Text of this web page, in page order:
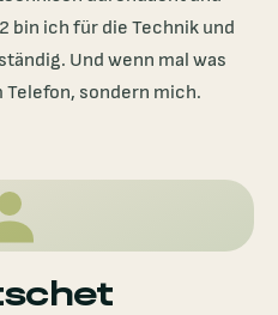
bin ich für die Technik und
Und wenn mal was
sondern mich.